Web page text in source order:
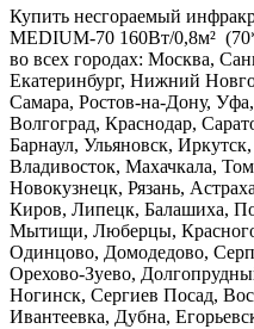
Купить несгораемый
MEDIUM-70 160Вт/0,8м²
во всех городах: Москва,
Екатеринбург, Нижний
Самара, Ростов-на-Дону,
Волгоград, Краснодар,
Барнаул, Ульяновск,
Владивосток, Махачкала,
Новокузнецк, Рязань,
Киров, Липецк, Балашиха,
Мытищи, Люберцы,
Одинцово, Домодедово,
Орехово-Зуево,
Ногинск, Сергиев Посад,
Ивантеевка, Дубна,